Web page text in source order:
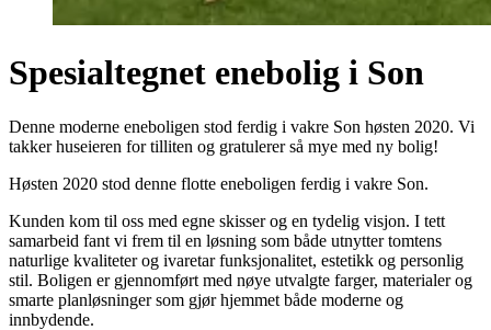
Spesialtegnet enebolig i Son
Denne moderne eneboligen stod ferdig i vakre Son høsten 2020. Vi
takker huseieren for tilliten og gratulerer så mye med ny bolig!
Høsten 2020 stod denne flotte eneboligen ferdig i vakre Son.
Kunden kom til oss med egne skisser og en tydelig visjon. I tett
samarbeid fant vi frem til en løsning som både utnytter tomtens
naturlige kvaliteter og ivaretar funksjonalitet, estetikk og personlig
stil. Boligen er gjennomført med nøye utvalgte farger, materialer og
smarte planløsninger som gjør hjemmet både moderne og
innbydende.